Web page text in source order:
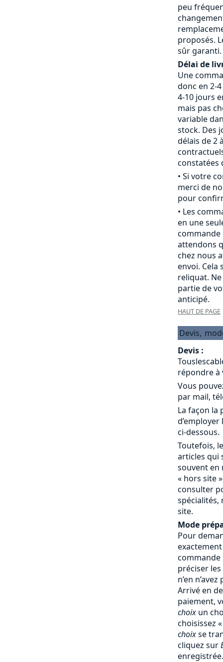
peu
proposés.
sûr garanti.
Délai de
Une
donc en 2-
4-10 jours
mais pas
variable
stock. Des
délais de 2
constatées
• Si votre
merci de
pour
• Les
en une
attendons
chez nous
envoi. Cela
reliquat.
partie de
anticipé.
HAUT DE PAGE
Devis,
Devis :
répondre à
Vous
par mail,
La façon la
ci-dessous.
Toutefois,
articles qui
souvent en
« hors site
consulter
spécialités,
site.
Mode
Pour
commande
préciser
n’en
Arrivé en
paiement,
choix un
choisissez
choixse
cliquez sur
enregistrée.